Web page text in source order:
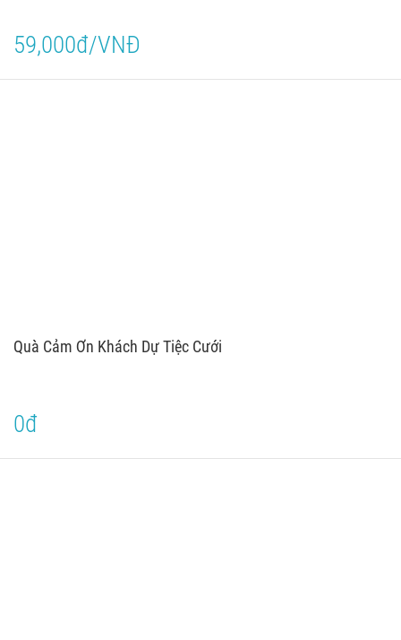
59,000đ/VNĐ
Quà Cảm Ơn Khách Dự Tiệc Cưới
0đ